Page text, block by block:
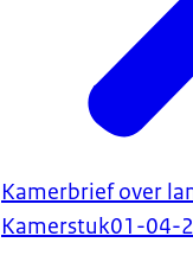
Kamerbrief over
Kamerstuk01-04-